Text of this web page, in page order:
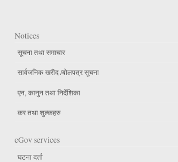
Notices
सूचना तथा समाचार
सार्वजनिक खरीद /बोलपत्र सूचना
एन, कानुन तथा निर्देशिका
कर तथा शुल्कहरु
eGov services
घटना दर्ता